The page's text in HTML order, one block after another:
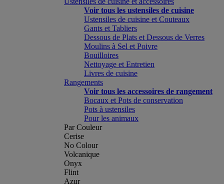
Voir tous les ustensiles de cuisine
Ustensiles de cuisine et Couteaux
Gants et Tabliers
Dessous de Plats et Dessous de Verres
Moulins à Sel et Poivre
Bouilloires
Nettoyage et Entretien
Livres de cuisine
Rangements
Voir tous les accessoires de rangement
Bocaux et Pots de conservation
Pots à ustensiles
Pour les animaux
Par Couleur
Cerise
No Colour
Volcanique
Onyx
Flint
Azur